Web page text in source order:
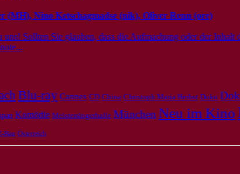
Nino Ketschagmadse (nik), Oliver Renn (ore)
Sollten Sie glauben, dass die Aufmachung oder der
Blu-ray Cannes CD China Christoph Maria Herbst Doku
Komödie Meistersingerhalle München Neu im Kino
Bau Österreich